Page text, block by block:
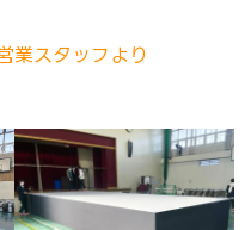
業スタッフより